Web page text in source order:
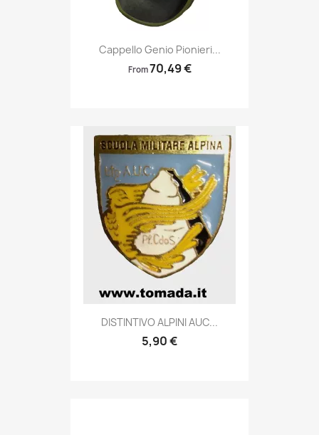
Anteprima
Cappello Genio Pionieri...
From70,49 €
Anteprima
DISTINTIVO ALPINI AUC...
5,90 €